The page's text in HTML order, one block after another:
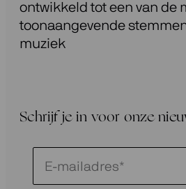
ontwikkeld tot een van de
toonaangevende
muziek
Schrijf je in voor onze
Schrijf
je